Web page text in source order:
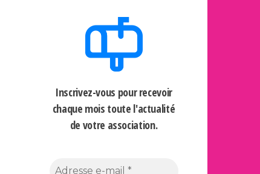
Inscrivez-vous pour recevoir
chaque mois toute l'actualité
de votre association.